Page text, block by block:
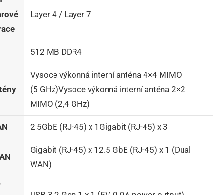
Layer 4 / Layer 7
512 MB DDR4
Vysoce výkonná interní anténa 4×4 MIMO
(5 GHz)Vysoce výkonná interní anténa 2×2
MIMO (2,4 GHz)
2.5GbE (RJ-45) x 1Gigabit (RJ-45) x 3
Gigabit (RJ-45) x 12.5 GbE (RJ-45) x 1 (Dual
WAN)